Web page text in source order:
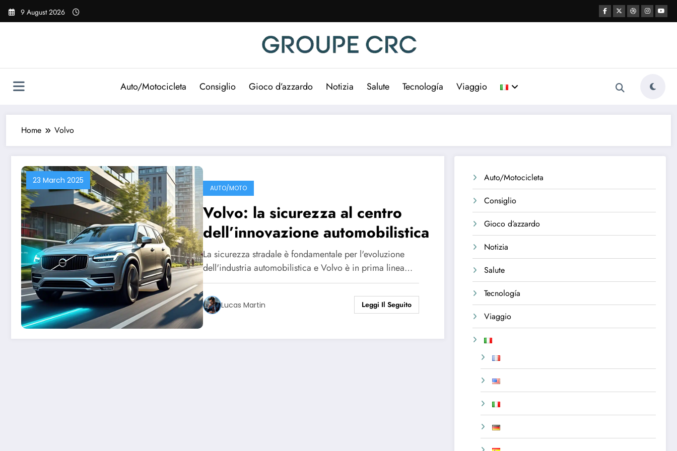
Vai
9 August 2026
Auto/Motocicleta Consiglio Gioco d’azzardo Notizia Salute Tecnología Viaggio
Home Volvo
23 March 2025
AUTO/MOTO
Volvo: la sicurezza al centro
dell’innovazione automobilistica
La sicurezza stradale è fondamentale per l'evoluzione
dell'industria automobilistica e Volvo è in prima linea…
Lucas Martin Leggi Il Seguito
Auto/Motocicleta
Consiglio
Gioco d’azzardo
Notizia
Salute
Tecnología
Viaggio